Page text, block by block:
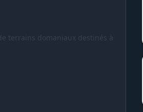
terrains domaniaux destinés à